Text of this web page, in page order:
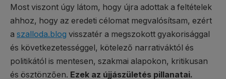
Most viszont úgy látom, hogy újra adottak a feltételek
ahhoz, hogy az eredeti célomat megvalósítsam, ezért
a szalloda.blog visszatér a megszokott gyakorisággal
és következetességgel, kötelező narrativáktól és
politikától is mentesen, szakmai alapokon, kritikusan
és ösztönzően. Ezek az újjászületés pillanatai.